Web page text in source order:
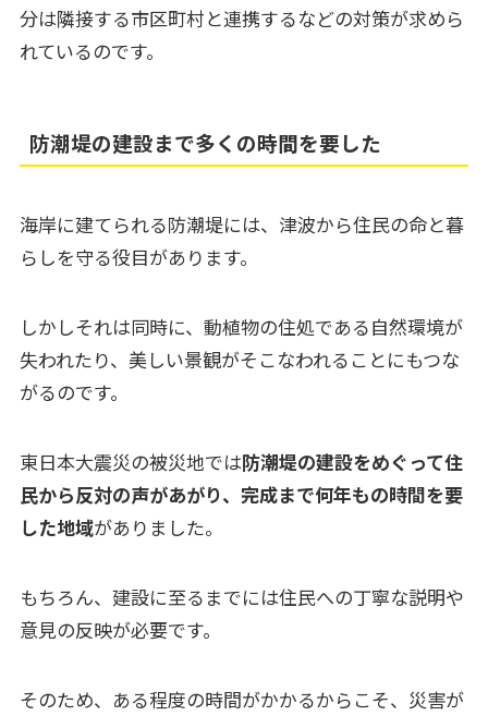
分は隣接する市区町村と連携するなどの対策が求めら
れているのです。
防潮堤の建設まで多くの時間を要した
海岸に建てられる防潮堤には、津波から住民の命と暮
らしを守る役目があります。
しかしそれは同時に、動植物の住処である自然環境が
失われたり、美しい景観がそこなわれることにもつな
がるのです。
東日本大震災の被災地では防潮堤の建設をめぐって住
民から反対の声があがり、完成まで何年もの時間を要
した地域がありました。
もちろん、建設に至るまでには住民への丁寧な説明や
意見の反映が必要です。
そのため、ある程度の時間がかかるからこそ、災害が